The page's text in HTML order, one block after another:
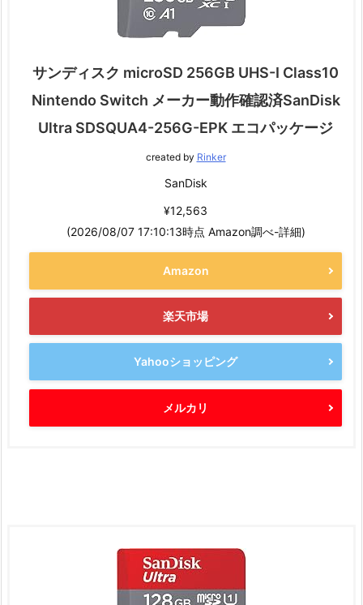
サンディスク microSD 256GB UHS-I Class10
Nintendo Switch メーカー動作確認済SanDisk
Ultra SDSQUA4-256G-EPK エコパッケージ
created by Rinker
SanDisk
¥12,563
(2026/08/07 17:10:13時点 Amazon調べ-詳細)
Amazon
楽天市場
Yahooショッピング
メルカリ